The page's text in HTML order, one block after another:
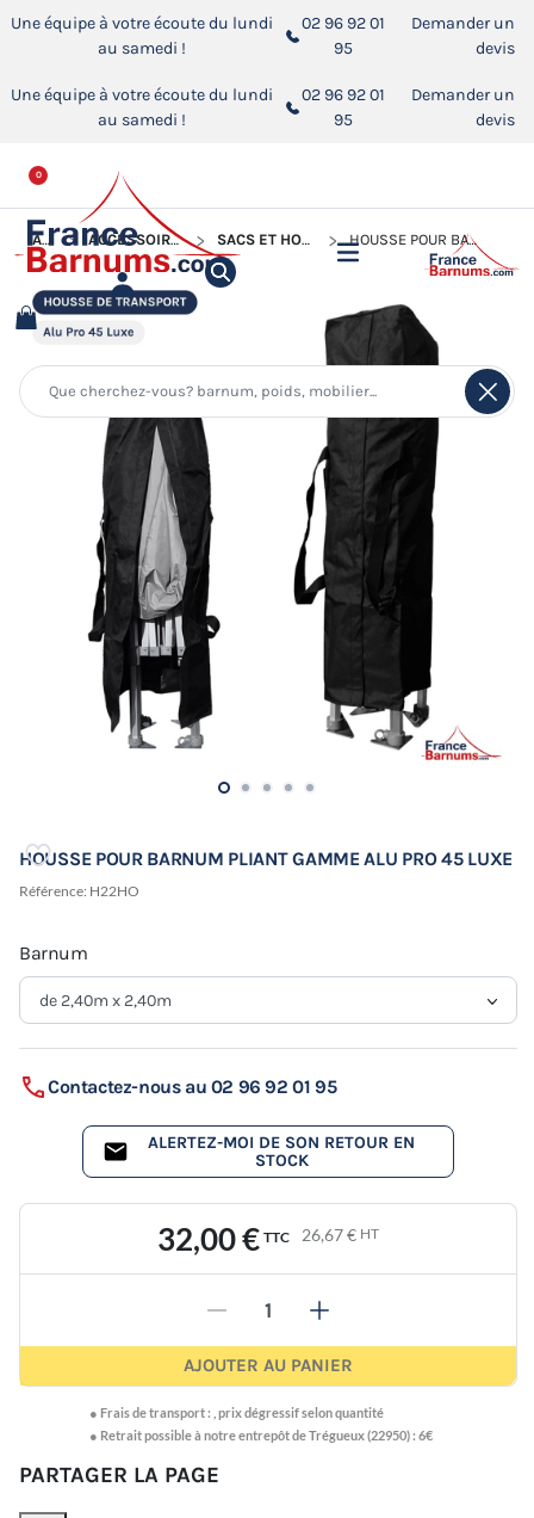
Une équipe à votre écoute du lundi
au samedi !
02 96 92 01
95
Demander un
devis
Une équipe à votre écoute du lundi
au samedi !
02 96 92 01
95
Demander un
devis
0
ACCUEIL ACCESSOIRES POUR BARNUMS PLIANTS SACS ET HOUSSES POUR BARNUM PLIANT HOUSSE POUR BARNUM PLIANT GAMME ALU PRO 45 LUXE
HOUSSE POUR BARNUM PLIANT GAMME ALU PRO 45 LUXE
Référence: H22HO
Barnum
Contactez-nous au 02 96 92 01 95
ALERTEZ-MOI DE SON RETOUR EN
STOCK
32,00 € TTC 26,67 € HT
- +
AJOUTER AU PANIER
● Frais de transport : prix dégressif selon quantité
● Retrait possible à notre entrepôt de Trégueux (22950) : 6€
PARTAGER LA PAGE